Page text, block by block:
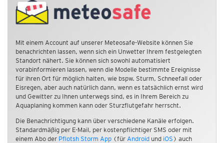
Mit einem Account auf unserer Meteosafe-Website können Sie
benachrichten lassen, wenn sich ein Unwetter Ihrem festgelegten
Standort nähert. Sie können sich sowohl automatisiert
vorabinformieren lassen, wenn die Modelle bestimmte Ereignisse
für ihren Ort für möglich halten, wie bspw. Sturm, Schneefall oder
Eisregen, aber auch natürlich dann, wenn es tatsächlich ernst wird
und Gewitter zu Ihnen unterwegs sind, es in Ihrem Bereich zu
Aquaplaning kommen kann oder Sturzflutgefahr herrscht.
Die Benachrichtigung kann über verschiedene Kanäle erfolgen.
Standardmäßig per E-Mail, per kostenpflichtiger SMS oder mit
einem Abo der Pflotsh Storm App (für Android und iOS ) auch